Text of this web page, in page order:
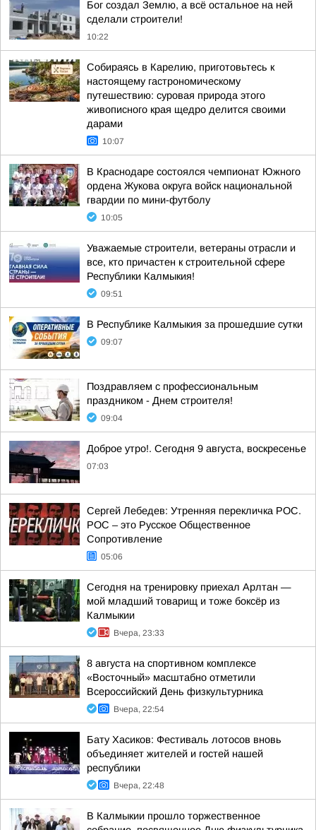
Бог создал Землю, а всё остальное на ней
сделали строители!
10:22
Собираясь в Карелию, приготовьтесь к
настоящему гастрономическому
путешествию: суровая природа этого
живописного края щедро делится своими
дарами
10:07
В Краснодаре состоялся чемпионат Южного
ордена Жукова округа войск национальной
гвардии по мини-футболу
10:05
Уважаемые строители, ветераны отрасли и
все, кто причастен к строительной сфере
Республики Калмыкия!
09:51
В Республике Калмыкия за прошедшие сутки
09:07
Поздравляем с профессиональным
праздником - Днем строителя!
09:04
Доброе утро!. Сегодня 9 августа, воскресенье
07:03
Сергей Лебедев: Утренняя перекличка РОС.
РОС – это Русское Общественное
Сопротивление
05:06
Сегодня на тренировку приехал Арлтан —
мой младший товарищ и тоже боксёр из
Калмыкии
Вчера, 23:33
8 августа на спортивном комплексе
«Восточный» масштабно отметили
Всероссийский День физкультурника
Вчера, 22:54
Бату Хасиков: Фестиваль лотосов вновь
объединяет жителей и гостей нашей
республики
Вчера, 22:48
В Калмыкии прошло торжественное